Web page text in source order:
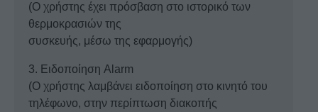
(Ο χρήστης έχει πρόσβαση στο ιστορικό των
θερμοκρασιών της
συσκευής, μέσω της εφαρμογής)
3. Ειδοποίηση Alarm
(Ο χρήστης λαμβάνει ειδοποίηση στο κινητό του
τηλέφωνο, στην περίπτωση διακοπής